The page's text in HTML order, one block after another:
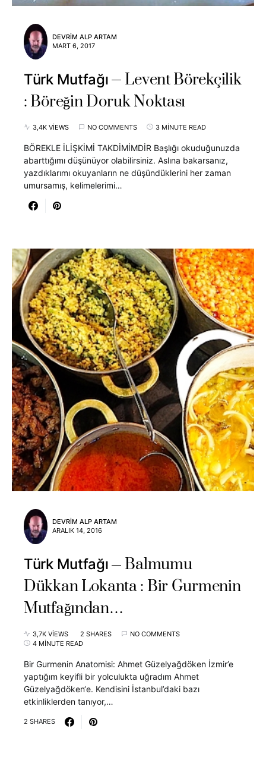
DEVRIM ALP ARTAM
MART 6, 2017
Türk Mutfağı
Levent Börekçilik
: Böreğin Doruk Noktası
3,4K VIEWS NO COMMENTS 3 MINUTE READ
BÖREKLE İLİŞKİMİ TAKDİMİMDİR Başlığı okuduğunuzda
abarttığımı düşünüyor olabilirsiniz. Aslına bakarsanız,
yazdıklarımı okuyanların ne düşündüklerini her zaman
umursamış, kelimelerimi…
DEVRIM ALP ARTAM
ARALIK 14, 2016
Türk Mutfağı
Balmumu
Dükkan Lokanta : Bir Gurmenin
Mutfağından…
3,7K VIEWS 2 SHARES
NO COMMENTS
4 MINUTE READ
Bir Gurmenin Anatomisi: Ahmet Güzelyağdöken İzmir’e
yaptığım keyifli bir yolculukta uğradım Ahmet
Güzelyağdöken‘e. Kendisini İstanbul’daki bazı
etkinliklerden tanıyor,…
2 SHARES